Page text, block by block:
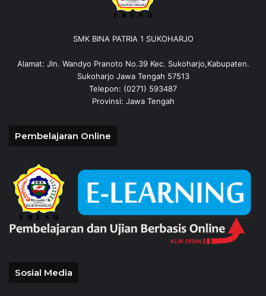
SMK BINA PATRIA 1 SUKOHARJO
Alamat: Jln. Wandyo Pranoto No.39 Kec. Sukoharjo,Kabupaten.
Sukoharjo Jawa Tengah 57513
Telepon: (0271) 593487
Provinsi: Jawa Tengah
Pembelajaran Online
Sosial Media